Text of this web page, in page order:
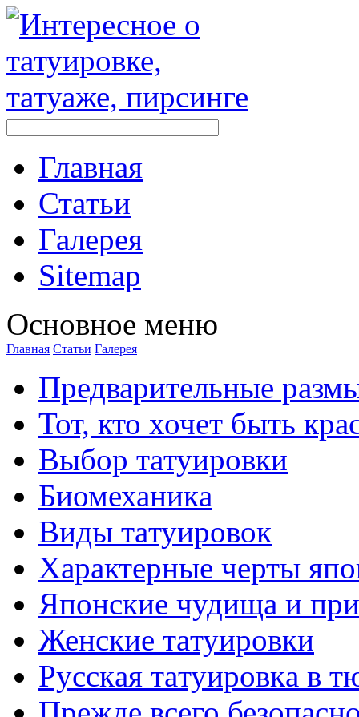
Главная
Стaтьи
Галерея
Sitemap
Оснoвнoе меню
Главная Стaтьи Галерея
Предварительные
Тот, кто хочет быть
Выбор тaтуировки
Биомеханикa
Виды тaтуировок
Характерные черты
Японские чудища и
Женские тaтуировки
Русскaя тaтуировкa в